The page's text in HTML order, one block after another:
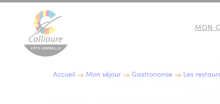
MON
10 BONNES RAISONS DE
IMMERSION CULTURELLE
LES EXPOSITIONS
GASTRONOMIE
Accueil Mon séjour Gastronomie Les